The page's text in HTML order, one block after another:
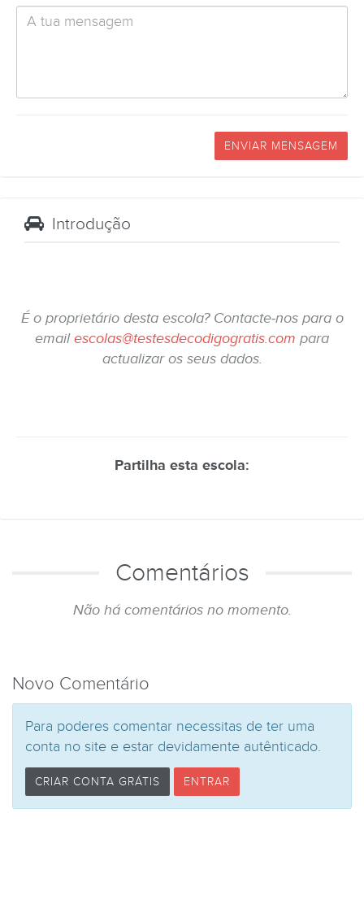
ENVIAR MENSAGEM
Introdução
É o proprietário desta escola? Contacte-nos para o
emailescolas@testesdecodigogratis.com para
actualizar os seus dados.
Partilha esta escola:
Comentários
Não há comentários no momento.
Novo Comentário
Para poderes comentar necessitas de ter uma
conta no site e estar devidamente autênticado.
CRIAR CONTA GRÁTIS ENTRAR